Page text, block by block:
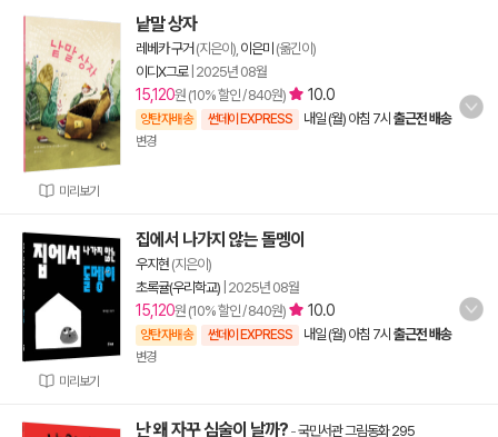
미리보기
낱말 상자
레베카 구거 (지은이), 이은미 (옮긴이)
이디X그로| 2025년 08월
15,120원 (10% 할인 / 840원) 10.0
양탄자배송 썬데이 EXPRESS 내일 (월) 아침 7시 출근전 배송
변경
미리보기
집에서 나가지 않는 돌멩이
우지현 (지은이)
초록귤(우리학교) 2025년 08월
15,120원 (10% 할인 / 840원) 10.0
양탄자배송 썬데이 EXPRESS 내일 (월) 아침 7시 출근전 배송
변경
난 왜 자꾸 심술이 날까? -국민서관 그림동화 295